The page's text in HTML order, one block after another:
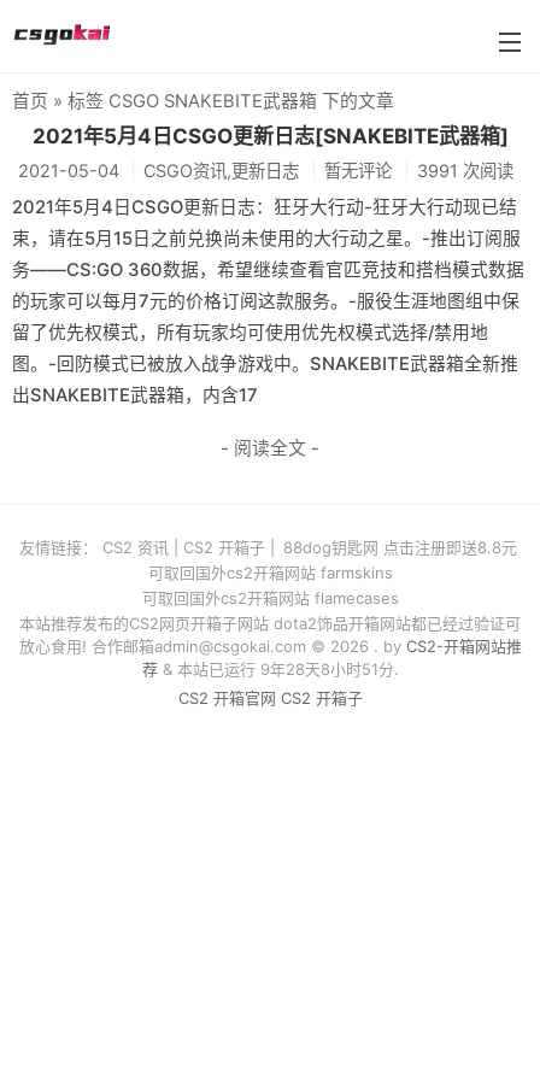
farmskins
88dog
flamecases
88hash-jp
首页 » 标签 CSGO SNAKEBITE武器箱 下的文章
2021年5月4日CSGO更新日志[SNAKEBITE武器箱]
2021-05-04 CSGO资讯,更新日志 暂无评论 3991 次阅读
2021年5月4日CSGO更新日志：狂牙大行动-狂牙大行动现已结
束，请在5月15日之前兑换尚未使用的大行动之星。-推出订阅服
务——CS:GO 360数据，希望继续查看官匹竞技和搭档模式数据
的玩家可以每月7元的价格订阅这款服务。-服役生涯地图组中保
留了优先权模式，所有玩家均可使用优先权模式选择/禁用地
图。-回防模式已被放入战争游戏中。SNAKEBITE武器箱全新推
出SNAKEBITE武器箱，内含17
- 阅读全文 -
友情链接： CS2 资讯 CS2 开箱子
88dog钥匙网 点击注册即送8.8元
可取回国外cs2开箱网站 farmskins
可取回国外cs2开箱网站 flamecases
本站推荐发布的CS2网页开箱子网站 dota2饰品开箱网站都已经过验证可
放心食用! 合作邮箱admin@csgokai.com© 2026 . by CS2-开箱网站推
荐& 本站已运行 9年28天8小时51分.
CS2 开箱官网 CS2 开箱子